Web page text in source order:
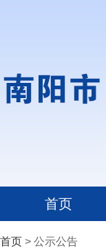
首页
首页 > 公示公告